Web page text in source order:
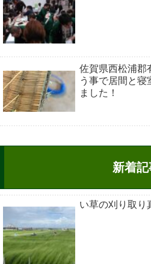
佐賀県西松浦郡
う事で居間と寝
ました！
新着記
い草の刈り取り